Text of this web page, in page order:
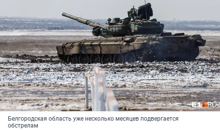
Белгородская область уже несколько месяцев подвергается
обстрелам